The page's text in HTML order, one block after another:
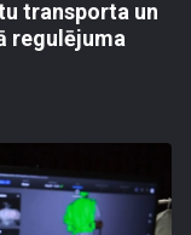
transporta un
regulējuma